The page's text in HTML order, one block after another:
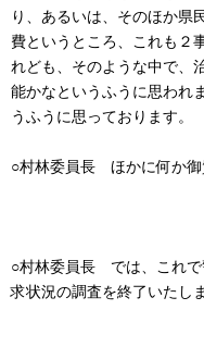
り、あるいは、そのほか県
費というところ、これも２
れども、そのような中で、
能かなというふうに思われ
うふうに思っております。
○村林委員長 ほかに何か御
〔「なし」
○村林委員長 では、これで
求状況の調査を終了いたしま